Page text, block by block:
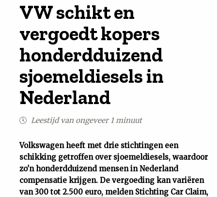
Achtergrond
Uit
Feiten
Cijfers
VW schikt en
vergoedt kopers
honderdduizend
sjoemeldiesels in
Nederland
Leestijd van ongeveer 1 minuut
Volkswagen heeft met drie stichtingen een
schikking getroffen over sjoemeldiesels, waardoor
zo'n honderdduizend mensen in Nederland
compensatie krijgen. De vergoeding kan variëren
van 300 tot 2.500 euro, melden Stichting Car Claim,